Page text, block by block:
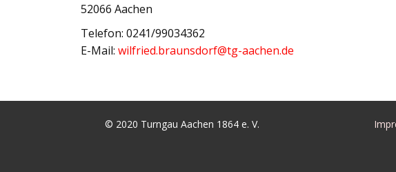
52066 Aachen
Telefon: 0241/99034362
E-Mail: wilfried.braunsdorf@tg-aachen.de
© 2020 Turngau Aachen 1864 e. V.